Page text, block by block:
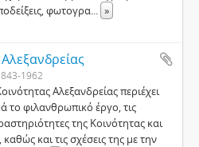
φωτογρα... »
1962
Αλεξανδρείας περιέχει
το φιλανθρωπικό έργο, τις
της Κοινότητας και
και τις σχέσεις της με την